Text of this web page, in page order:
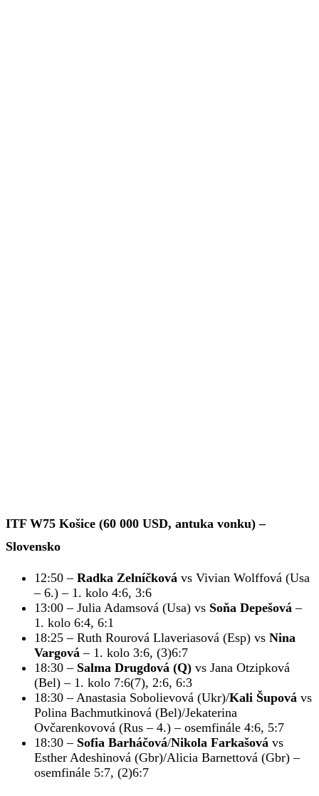
ITF W75 Košice (60 000 USD, antuka vonku) –
Slovensko
12:50 – Radka Zelníčková vs Vivian Wolffová (Usa
– 6.) – 1. kolo 4:6, 3:6
13:00 – Julia Adamsová (Usa) vs Soňa Depešová –
1. kolo 6:4, 6:1
18:25 – Ruth Rourová Llaveriasová (Esp) vs Nina
Vargová – 1. kolo 3:6, (3)6:7
18:30 – Salma Drugdová (Q) vs Jana Otzipková
(Bel) – 1. kolo 7:6(7), 2:6, 6:3
18:30 – Anastasia Sobolievová (Ukr)/Kali Šupová vs
Polina Bachmutkinová (Bel)/Jekaterina
Ovčarenkovová (Rus – 4.) – osemfinále 4:6, 5:7
18:30 – Sofia Barháčová/Nikola Farkašová vs
Esther Adeshinová (Gbr)/Alicia Barnettová (Gbr) –
osemfinále 5:7, (2)6:7